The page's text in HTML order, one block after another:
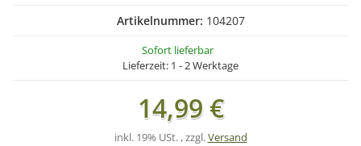
Artikelnummer: 104207
Sofort lieferbar
Lieferzeit: 1 - 2 Werktage
14,99 €
inkl. 19% USt. , zzgl.Versand